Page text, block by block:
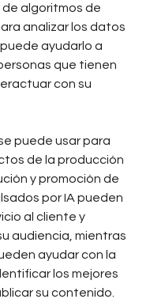
algoritmos de
analizar los datos
ayudarlo a
que tienen
con su
puede usar para
de la producción
y promoción de
por IA pueden
al cliente y
audiencia, mientras
ayudar con la
los mejores
su contenido.